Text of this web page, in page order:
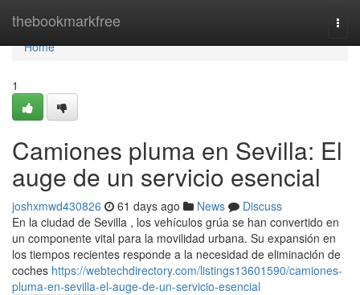
thebookmarkfree
Home
Home
1
Camiones pluma en Sevilla: El
auge de un servicio esencial
joshxmwd430826 61 days ago News
Discuss
En la ciudad de Sevilla , los vehículos grúa se han convertido en
un componente vital para la movilidad urbana. Su expansión en
los tiempos recientes responde a la necesidad de eliminación de
coches https://webtechdirectory.com/listings13601590/camiones-
pluma-en-sevilla-el-auge-de-un-servicio-esencial